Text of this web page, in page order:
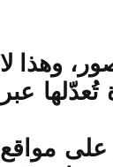
وهذا لا
عبر
مواقع